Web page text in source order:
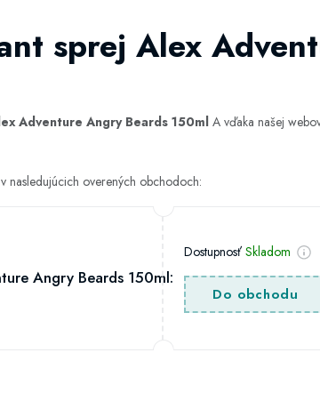
sprej Alex
Adventure Angry Beards 150mlA vďaka našej
nasledujúcich overených obchodoch:
Angry Beards 150ml:
DostupnosťSkladom
Do obchodu